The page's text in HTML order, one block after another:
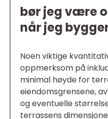
bør jeg være
når jeg
Noen viktige
oppmerksom på
minimal høyde for
eiendomsgrensene,
og eventuelle
terrassens